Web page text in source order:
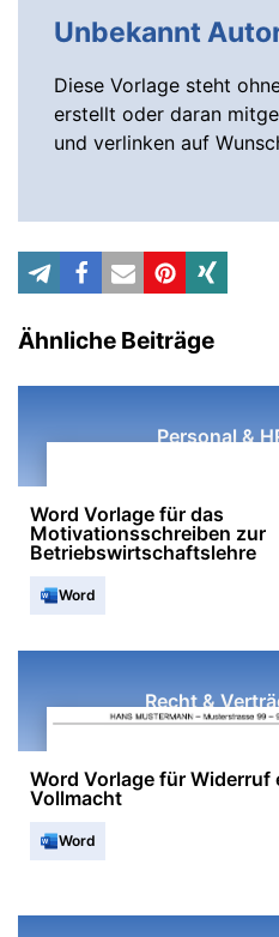
Unbekannt
Diese Vorlage steht
erstellt oder daran
und verlinken auf
Ähnliche Beiträge
Personal &
Word Vorlage für das
Motivationsschreiben zur
Betriebswirtschaftslehre
Word
Recht &
Word Vorlage für Widerruf
Vollmacht
Word